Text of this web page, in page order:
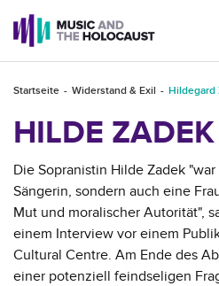
Startseite Widerstand & Exil Hildegard
HILDE ZADEK
Die Sopranistin Hilde Zadek
Sängerin, sondern auch eine
Mut und moralischer Autorität",
einem Interview vor einem
Cultural Centre. Am Ende des
einer potenziell feindseligen